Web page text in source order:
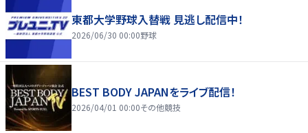
東都大学野球入替戦 見逃し配信中！
2026/06/30 00:00野球
BEST BODY JAPANをライブ配信！
2026/04/01 00:00その他競技